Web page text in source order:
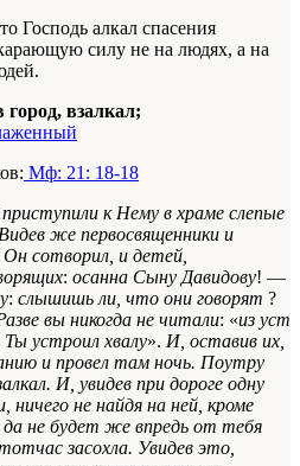
Господь алкал спасения
силу не на людях, а на
взалкал;
Мф: 21: 18-18
к Нему в храме слепые
же первосвященники и
сотворил, и детей,
: осанна Сыну Давидову! —
: слышишь ли, что они говорят ?
вы никогда не читали: «из уст
устроил хвалу». И, оставив их,
и провел там ночь. Поутру
И, увидев при дороге одну
ничего не найдя на ней, кроме
да не будет же впредь от тебя
засохла. Увидев это,